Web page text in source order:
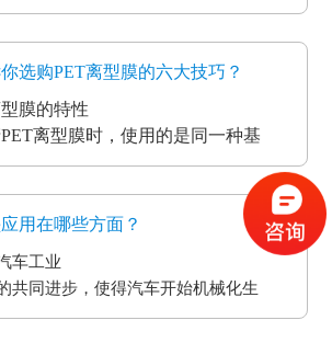
胶保护膜生产加工用离型膜。除此之
力较重，在生产加工极其细微的构件
很好的避免 离型膜挪动或掉下来的功
型膜是干什么用的？
电磁波会对没经屏蔽掉的敏感度电子
数据信息失真、通讯混乱。而电流的
产生的静电感应对各种各样敏感元
、一些化工原材料等，如因薄膜袋静
压放电，其严重后果将是毁灭性的，
型膜也很重要。
印刷线路板行业的层压工艺应用
应用
型行业应用
质量要求也不一样：
型对PET离型膜的要求是厚度均匀剥离
剥离力的基础上多了透明度耐温性等
耐温性的同时还要考虑到耐化学试剂
选购PET离型膜的六大技巧？
膜的特性
离型膜时，使用的是同一种基
不一样的离型剂，就会得到不一样
性，而且使用的领域和范围也各有侧
的离型膜在价格上都会有一些差
上来说都是在一个合理的范围之内，
物美价廉的离型膜，就要对多个品
比较，在材质、工艺、质量等方面
下选择性价比最高的离型膜。
况
目的是为了发挥其性能，满足使用
好的离型膜若使用在不正确的地
用在哪些方面？
车工业
共同进步，使得汽车开始机械化生
厂当中，数条流水线之间分布着许许